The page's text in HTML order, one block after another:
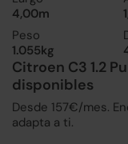
4,00m
Peso
1.055kg
Citroen C3 1.2
disponibles
Desde 157€/mes.
adapta a ti.